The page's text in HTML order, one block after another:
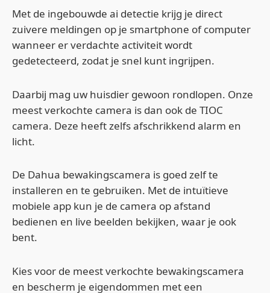
Met de ingebouwde ai detectie krijg je direct
zuivere meldingen op je smartphone of computer
wanneer er verdachte activiteit wordt
gedetecteerd, zodat je snel kunt ingrijpen.
Daarbij mag uw huisdier gewoon rondlopen. Onze
meest verkochte camera is dan ook de TIOC
camera. Deze heeft zelfs afschrikkend alarm en
licht.
De Dahua bewakingscamera is goed zelf te
installeren en te gebruiken. Met de intuïtieve
mobiele app kun je de camera op afstand
bedienen en live beelden bekijken, waar je ook
bent.
Kies voor de meest verkochte bewakingscamera
en bescherm je eigendommen met een